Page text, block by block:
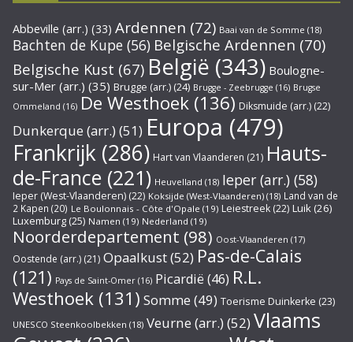
Abbeville (arr.) (33) Ardennen (72) Baai van de Somme (18)
Bachten de Kupe (56) Belgische Ardennen (70)
Belgische Kust (67) België (343) Boulogne-
sur-Mer (arr.) (35) Brugge (arr.) (24) Brugge - Zeebrugge (16) Brugse
Ommeland (16) De Westhoek (136) Diksmuide (arr.) (22)
Dunkerque (arr.) (51) Europa (479)
Frankrijk (286) Hart van Vlaanderen (21) Hauts-
de-France (221) Heuvelland (18) Ieper (arr.) (58)
Ieper (West-Vlaanderen) (22) Koksijde (West-Vlaanderen) (18) Land van de
2 Kapen (20) Le Boulonnais - Côte d'Opale (19) Leiestreek (22) Luik (26)
Luxemburg (25) Namen (19) Nederland (19)
Noorderdepartement (98) Oost-Vlaanderen (17)
Oostende (arr.) (21) Opaalkust(52) Pas-de-Calais
(121) Pays de Saint-Omer (16) Picardië (46) R.L.
Westhoek (131) Somme (49) Toerisme Duinkerke (23)
UNESCO Steenkoolbekken (18) Veurne (arr.) (52) Vlaams